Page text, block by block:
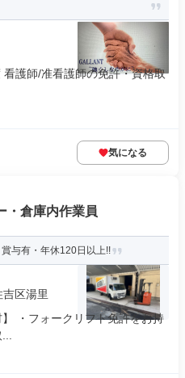
護師/准看護師の免許・資格取
気になる
・倉庫内作業員
与有・年休120日以上!!
区湯里
・フォークリフト免許をお持